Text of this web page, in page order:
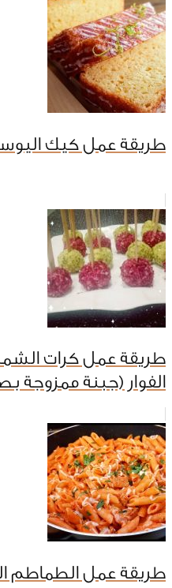
طريقة عمل كيك
طريقة عمل كرات
الفوار (جبنة ممزوجة
طريقة عمل الطماطم